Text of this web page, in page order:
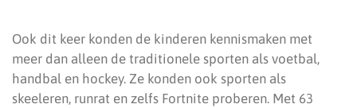
Ook dit keer konden de kinderen kennismaken met
meer dan alleen de traditionele sporten als voetbal,
handbal en hockey. Ze konden ook sporten als
skeeleren, runrat en zelfs Fortnite proberen. Met 63